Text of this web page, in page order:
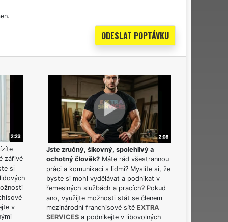
zářivé
si
v
Jste zručný, šikovný, spolehlivý a
ochotný člověk? Máte rád všestrannou
práci a komunikaci s lidmi? Myslíte si, že
byste si mohl vydělávat a podnikat v
řemeslných službách a pracích? Pokud
ano, využijte možnosti stát se členem
mezinárodní franchisové sítě EXTRA
SERVICES a podnikejte v libovolných